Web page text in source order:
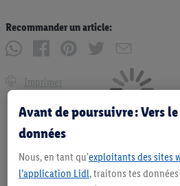
Recommander un article:
Imprimer
Avant de poursuivre : Vers
données
Nous, en tant qu'exploitants des sites
l’application Lidl, traitons tes